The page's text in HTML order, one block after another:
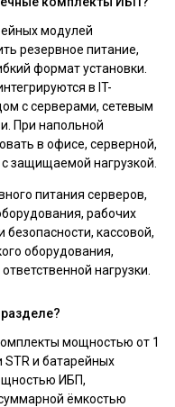
модулей
резервное питание,
формат установки.
в IT-
с серверами, сетевым
При напольной
в офисе, серверной,
защищаемой нагрузкой.
питания серверов,
рабочих
кассовой,
оборудования,
нагрузки.
мощностью от 1
и батарейных
ИБП,
ёмкостью